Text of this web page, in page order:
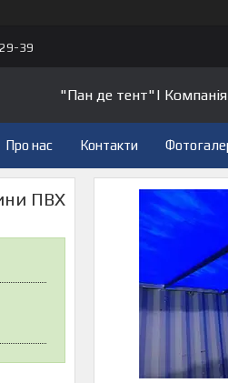
39
"Пан де тент"| Компанія
Про нас Контакти
ПВХ